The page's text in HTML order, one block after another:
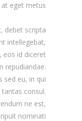
eget metus.
debet scripta
intellegebat,
eos id diceret
repudiandae.
sed eu, in qui
consul.
ne est,
nominati